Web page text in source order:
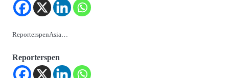
ReporterspenAsia…
Reporterspen